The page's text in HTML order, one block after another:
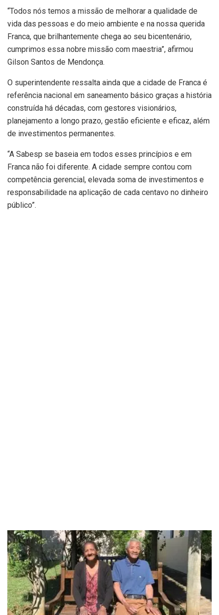
“Todos nós temos a missão de melhorar a qualidade de
vida das pessoas e do meio ambiente e na nossa querida
Franca, que brilhantemente chega ao seu bicentenário,
cumprimos essa nobre missão com maestria”, afirmou
Gilson Santos de Mendonça.
O superintendente ressalta ainda que a cidade de Franca é
referência nacional em saneamento básico graças a história
construída há décadas, com gestores visionários,
planejamento a longo prazo, gestão eficiente e eficaz, além
de investimentos permanentes.
“A Sabesp se baseia em todos esses princípios e em
Franca não foi diferente. A cidade sempre contou com
competência gerencial, elevada soma de investimentos e
responsabilidade na aplicação de cada centavo no dinheiro
público”.